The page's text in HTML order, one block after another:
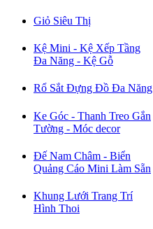
Giỏ Siêu Thị
Kệ Mini - Kệ Xếp Tầng
Đa Năng - Kệ Gỗ
Rổ Sắt Đựng Đồ Đa Năng
Ke Góc - Thanh Treo Gắn
Tường - Móc decor
Đế Nam Châm - Biển
Quảng Cáo Mini Làm Sẵn
Khung Lưới Trang Trí
Hình Thoi